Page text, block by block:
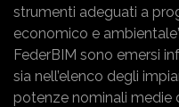
strumenti adeguati a
economico e
FederBIM sono emersi
sia nell’elenco degli
potenze nominali medie